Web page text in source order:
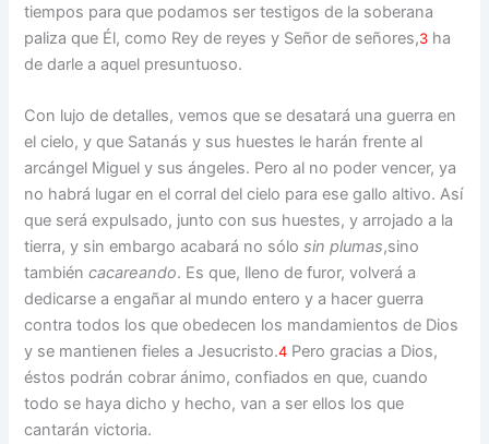
tiempos para que podamos ser testigos de la soberana
paliza que Él, como Rey de reyes y Señor de señores,3 ha
de darle a aquel presuntuoso.
Con lujo de detalles, vemos que se desatará una guerra en
el cielo, y que Satanás y sus huestes le harán frente al
arcángel Miguel y sus ángeles. Pero al no poder vencer, ya
no habrá lugar en el corral del cielo para ese gallo altivo. Así
que será expulsado, junto con sus huestes, y arrojado a la
tierra, y sin embargo acabará no sólosin plumas,sino
también cacareando. Es que, lleno de furor, volverá a
dedicarse a engañar al mundo entero y a hacer guerra
contra todos los que obedecen los mandamientos de Dios
y se mantienen fieles a Jesucristo.4 Pero gracias a Dios,
éstos podrán cobrar ánimo, confiados en que, cuando
todo se haya dicho y hecho, van a ser ellos los que
cantarán victoria.